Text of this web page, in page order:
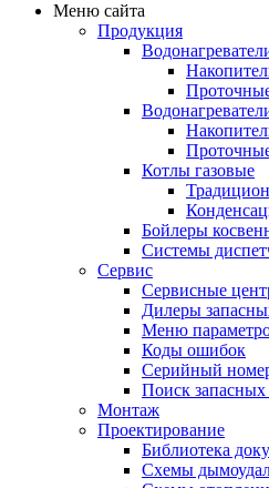
Меню сайта
Продукция
Котлы газовые
Бойлеры
Системы
Сервис
Сервисные
Дилеры
Меню
Коды ошибок
Серийный
Поиск запасных
Монтаж
Проектирование
Библиотека
Схемы